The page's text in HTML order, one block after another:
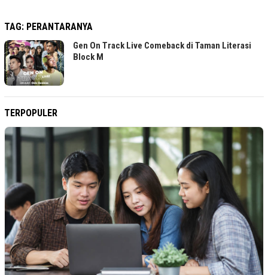
TAG: PERANTARANYA
Gen On Track Live Comeback di Taman Literasi
Block M
TERPOPULER